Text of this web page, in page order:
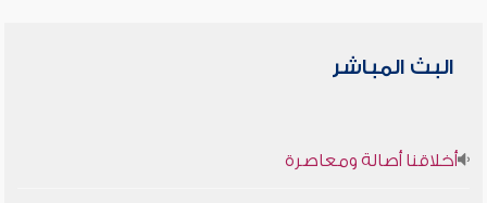
البث المباشر
أخلاقنا أصالة ومعاصرة